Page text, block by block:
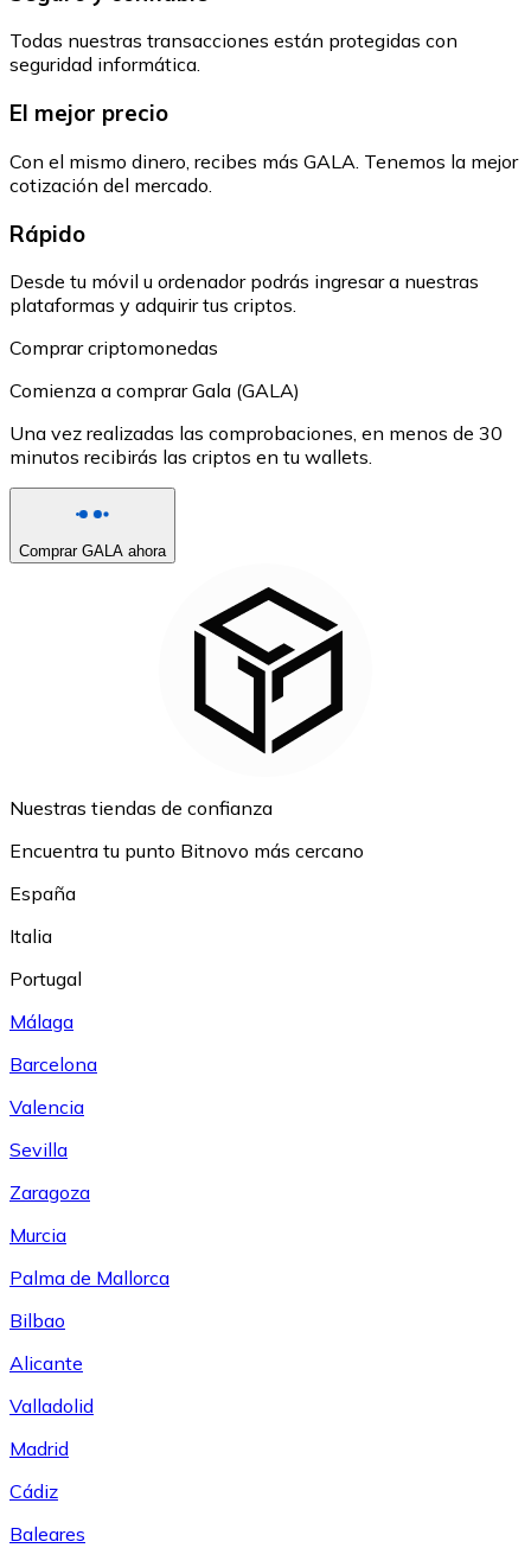
Todas nuestras transacciones están protegidas con
seguridad informática.
El mejor precio
Con el mismo dinero, recibes más GALA. Tenemos la mejor
cotización del mercado.
Rápido
Desde tu móvil u ordenador podrás ingresar a nuestras
plataformas y adquirir tus criptos.
Comprar criptomonedas
Comienza a comprar Gala (GALA)
Una vez realizadas las comprobaciones, en menos de 30
minutos recibirás las criptos en tu wallets.
Comprar GALA ahora
Nuestras tiendas de confianza
Encuentra tu punto Bitnovo más cercano
España
Italia
Portugal
Málaga
Barcelona
Valencia
Sevilla
Zaragoza
Murcia
Palma de Mallorca
Bilbao
Alicante
Valladolid
Madrid
Cádiz
Baleares